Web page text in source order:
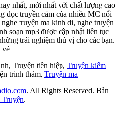
nhất, mới nhất với chất lượng cao
đọc truyền cảm của nhiều MC nổi
truyện ma kinh di, nghe truyện
soạn mp3 được cập nhật liên tục
trải nghiệm thú vị cho các bạn.
vẻ.
Truyện tiên hiệp, Truyện kiếm
trinh thám, Truyện ma
. All Rights Reserved. Bản
.